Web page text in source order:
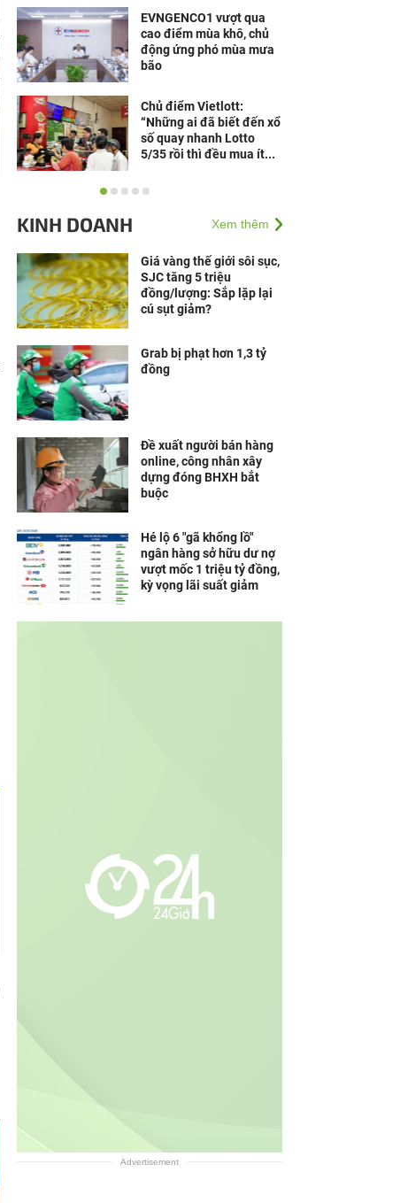
EVNGENCO1 vượt qua
cao điểm mùa khô, chủ
động ứng phó mùa mưa
bão
Chủ điểm Vietlott:
“Những ai đã biết đến xổ
số quay nhanh Lotto
5/35 rồi thì đều mua ít...
HeleH thương hiệu mang
KINH DOANH Xem thêm
Giá vàng thế giới sôi sục,
SJC tăng 5 triệu
đồng/lượng: Sắp lặp lại
cú sụt giảm?
Grab bị phạt hơn 1,3 tỷ
đồng
Đề xuất người bán hàng
online, công nhân xây
dựng đóng BHXH bắt
buộc
Hé lộ 6 "gã khổng lồ"
ngân hàng sở hữu dư nợ
vượt mốc 1 triệu tỷ đồng,
kỳ vọng lãi suất giảm
Advertisement